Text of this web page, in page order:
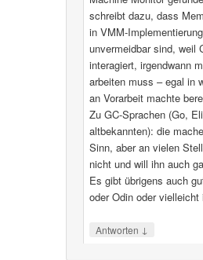
schreibt dazu, dass
in VMM-
unvermeidbar sind, weil
interagiert, irgendwann
arbeiten muss – egal in
an Vorarbeit machte
Zu GC-Sprachen (Go,
altbekannten): die
Sinn, aber an vielen
nicht und will ihn auch
Es gibt übrigens auch
oder Odin oder vielleicht
Antworten ↓